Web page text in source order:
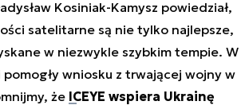
Kosiniak-Kamysz powiedział,
satelitarne są nie tylko najlepsze,
w niezwykle szybkim tempie. W
wniosku z trwającej wojny w
że ICEYE wspiera Ukrainę